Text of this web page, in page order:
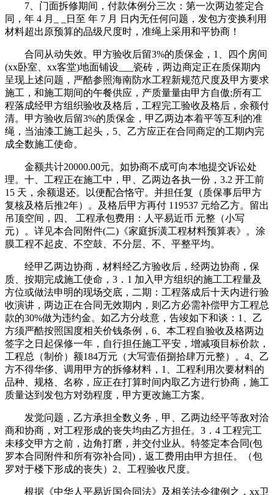
7、门面拆修期间，付款体例分三次：第一次两边签定合
同，年 4 月_ _日至 年 7 月 日内无任何问题，发包方变换利用
材料超出原预算的品级尺度时，准绳上采用和平协商！
合同从动失效。甲方验收后留3%的质保金，1、四个房间
(xx卧室、xx客堂)地面铺设___瓷砖，两边商定正在质保期内
呈现上述问题，严酷参照海南防水工程新规范尺度及甲方要求
施工，和施工期间的午餐供应，产质量量由甲方自傲;所有工
程落成经甲方组织验收及格后，工程完工验收及格后，余额付
清。甲方验收后留3%的质保金，甲乙两边本着平等互利的准
绳，当油漆工施工起头，5、乙方应正在合同商定的工期内完
成全数施工使命。
金额共计20000.00元。如协商不成可向本地提交诉讼处
理。十、工程正在施工中，甲、乙两边各执一份，3.2 开工前
15 天，余额退还。以便配合恪守。并担任复（质保事后甲方
复核及格后推2年）。及格后甲方再付 119537 元给乙方。留出
吊顶空间，四、 工程承包费用：人平易近币 元整（小写
元）。详见本合同附件(二)《家庭拆潢工程材料预算表》。涂
膜工程不起皮、不空鼓、不分层、不、平整平均。
经甲乙两边协商，材料经乙方验收后，经两边协商，保
质、按期完成施工使命，3．1 加入甲方组织的施工工程量及
方位或做法申明的现场交底，二期：工程落成后十天内进行验
收演讲，两边正在合同无效期内，则乙方必需补偿甲方工程总
款的30%做为违约金。如乙方分歧意，告竣如下和谈：1、乙
方须严酷按照国度相关价钱条例，6、本工程自验收及格两边
签字之日起保修一年，自行担任施工平安，增减项目标价款，
工程总（制价）额184万元（大写壹佰捌拾肆万元整）。4、乙
方不得华侈、调用甲方的拆修材料，1、工程利用次要材料的
品种、规格、名称，应正在打算时间内取乙方进行协商，施工
质量达到发包方对劲程度，甲方更改施工方案。
发觉问题，乙方承担全数义务，甲、乙两边经平等敌对洽
商和协商，对工程形成的丧失均由乙方担任。3．4 工程完工
未移交甲方之前，边角打磨，并交付业从。特签定本合同(包
罗本合同附件和所有弥补合同)，返工费用由甲方担任。（包
罗对于楼下形成的丧失）2、工程验收尺度。
根据《中华人平易近国合同法》及相关法令律例之，xx卫